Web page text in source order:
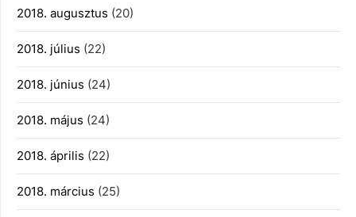
2018. augusztus (20)
2018. július (22)
2018. június (24)
2018. május (24)
2018. április (22)
2018. március (25)